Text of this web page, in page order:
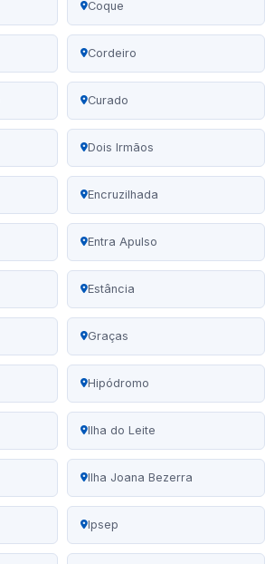
Coque
Cordeiro
Curado
Dois Irmãos
Encruzilhada
Entra Apulso
Estância
Graças
Hipódromo
Ilha do Leite
Ilha Joana Bezerra
Ipsep